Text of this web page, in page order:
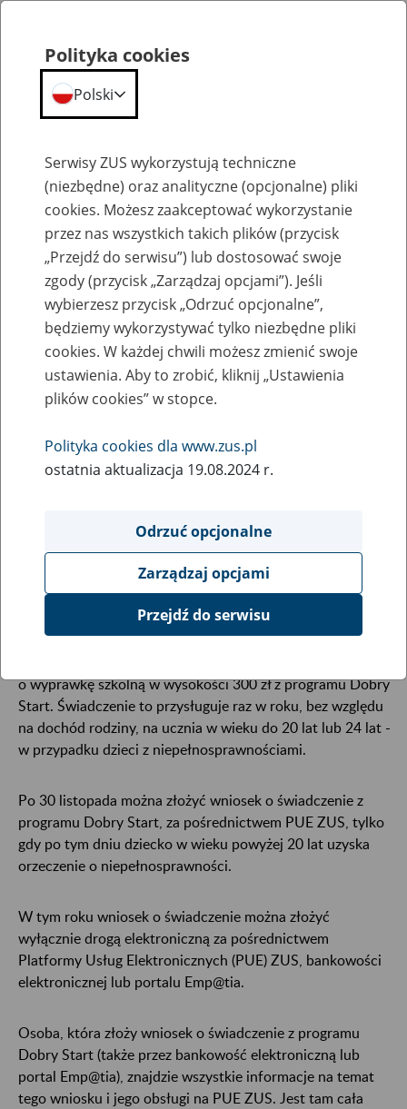
Aktualności
Do 30 listopada można złożyć wniosek o
świadczenie z programu Dobry Start
19
listopada
2021
ZUS wypłacił już blisko 1,3 mld zł na 4,3 mln
uczniów. Weryfikacja wniosków oraz wypłata
świadczenia odbywa się niemal w 100 proc.
o wyprawkę szkolną w wysokości 300 zł z programu Dobry
Start. Świadczenie to przysługuje raz w roku, bez względu
na dochód rodziny, na ucznia w wieku do 20 lat lub 24 lat -
w przypadku dzieci z niepełnosprawnościami.
Po 30 listopada można złożyć wniosek o świadczenie z
programu Dobry Start, za pośrednictwem PUE ZUS, tylko
gdy po tym dniu dziecko w wieku powyżej 20 lat uzyska
orzeczenie o niepełnosprawności.
W tym roku wniosek o świadczenie można złożyć
wyłącznie drogą elektroniczną za pośrednictwem
Platformy Usług Elektronicznych (PUE) ZUS, bankowości
elektronicznej lub portalu Emp@tia.
Osoba, która złoży wniosek o świadczenie z programu
Dobry Start (także przez bankowość elektroniczną lub
portal Emp@tia), znajdzie wszystkie informacje na temat
tego wniosku i jego obsługi na PUE ZUS. Jest tam cała
Polityka cookies
Polski
Serwisy ZUS wykorzystują techniczne
(niezbędne) oraz analityczne (opcjonalne) pliki
cookies. Możesz zaakceptować wykorzystanie
przez nas wszystkich takich plików (przycisk
„Przejdź do serwisu”) lub dostosować swoje
zgody (przycisk „Zarządzaj opcjami”). Jeśli
wybierzesz przycisk „Odrzuć opcjonalne”,
będziemy wykorzystywać tylko niezbędne pliki
cookies. W każdej chwili możesz zmienić swoje
ustawienia. Aby to zrobić, kliknij „Ustawienia
plików cookies” w stopce.
Polityka cookies dla www.zus.pl
ostatnia aktualizacja 19.08.2024 r.
Odrzuć opcjonalne
Zarządzaj opcjami
Przejdź do serwisu